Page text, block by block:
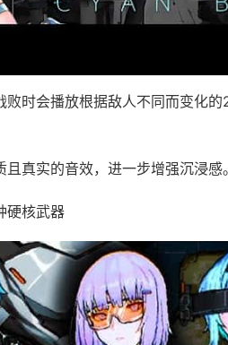
败时会播放根据敌人不同而变化
真实的音效，进一步增强沉浸感。
硬核武器